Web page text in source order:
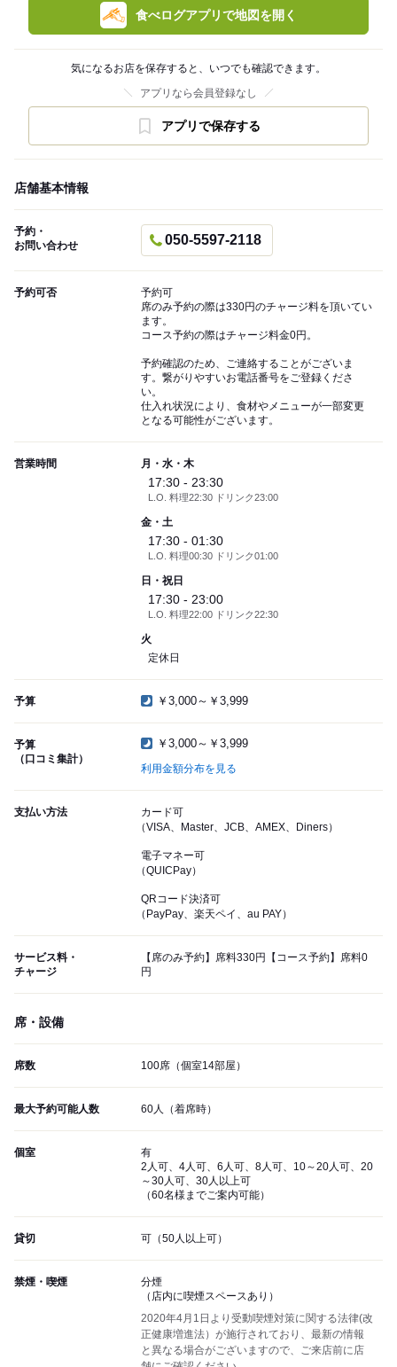
食べログアプリで地図を開く
気になるお店を保存すると、いつでも確認できます。
アプリなら会員登録なし
アプリで保存する
店舗基本情報
予約・
お問い合わせ
050-5597-2118
予約可否
予約可
席のみ予約の際は330円のチャージ料を頂いてい
ます。
コース予約の際はチャージ料金0円。
予約確認のため、ご連絡することがございま
す。繋がりやすいお電話番号をご登録くださ
い。
仕入れ状況により、食材やメニューが一部変更
となる可能性がございます。
営業時間 月・水・木
17:30 - 23:30
L.O. 料理22:30 ドリンク23:00
金・土
17:30 - 01:30
L.O. 料理00:30 ドリンク01:00
日・祝日
17:30 - 23:00
L.O. 料理22:00 ドリンク22:30
火
定休日
予算 ￥3,000～￥3,999
予算
（口コミ集計）
￥3,000～￥3,999
利用金額分布を見る
支払い方法
カード可
（VISA、Master、JCB、AMEX、Diners）
電子マネー可
（QUICPay）
QRコード決済可
（PayPay、楽天ペイ、au PAY）
サービス料・
チャージ
【席のみ予約】席料330円【コース予約】席料0
円
席・設備
席数 100席（個室14部屋）
最大予約可能人数 60人（着席時）
個室
有
2人可、4人可、6人可、8人可、10～20人可、20
～30人可、30人以上可
（60名様までご案内可能）
貸切 可（50人以上可）
禁煙・喫煙
分煙
（店内に喫煙スペースあり）
2020年4月1日より受動喫煙対策に関する法律(改
正健康増進法）が施行されており、最新の情報
と異なる場合がございますので、ご来店前に店